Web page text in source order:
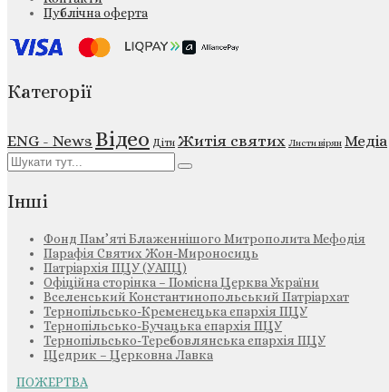
Публічна оферта
Категорії
ENG - News Відео Діти Житія святих Листи вірян Медіа
Інші
Фонд Пам’яті Блаженнішого Митрополита Мефодія
Парафія Святих Жон-Мироносиць
Патріархія ПЦУ (УАПЦ)
Офіційна сторінка – Помісна Церква України
Вселенський Константинопольський Патріархат
Тернопільсько-Кременецька єпархія ПЦУ
Тернопільсько-Бучацька єпархія ПЦУ
Тернопільсько-Теребовлянська єпархія ПЦУ
Щедрик – Церковна Лавка
ПОЖЕРТВА